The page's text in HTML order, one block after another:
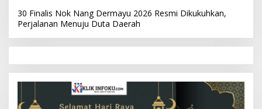
30 Finalis Nok Nang Dermayu 2026 Resmi Dikukuhkan,
Perjalanan Menuju Duta Daerah